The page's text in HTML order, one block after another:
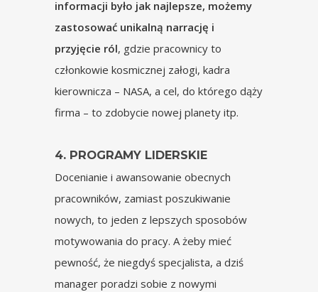
informacji było jak najlepsze, możemy
zastosować unikalną narrację i
przyjęcie ról, gdzie pracownicy to
członkowie kosmicznej załogi, kadra
kierownicza – NASA, a cel, do którego dąży
firma – to zdobycie nowej planety itp.
4. PROGRAMY LIDERSKIE
Docenianie i awansowanie obecnych
pracowników, zamiast poszukiwanie
nowych, to jeden z lepszych sposobów
motywowania do pracy. A żeby mieć
pewność, że niegdyś specjalista, a dziś
manager poradzi sobie z nowymi